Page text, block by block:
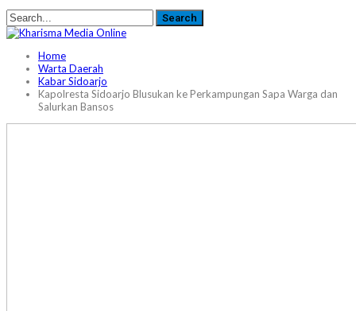
Home
Warta Daerah
Kabar Sidoarjo
Kapolresta Sidoarjo Blusukan ke Perkampungan Sapa Warga dan
Salurkan Bansos